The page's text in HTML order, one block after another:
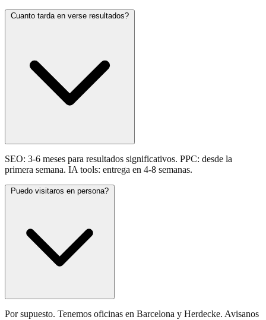
Cuanto tarda en verse resultados?
SEO: 3-6 meses para resultados significativos. PPC: desde la
primera semana. IA tools: entrega en 4-8 semanas.
Puedo visitaros en persona?
Por supuesto. Tenemos oficinas en Barcelona y Herdecke. Avisanos